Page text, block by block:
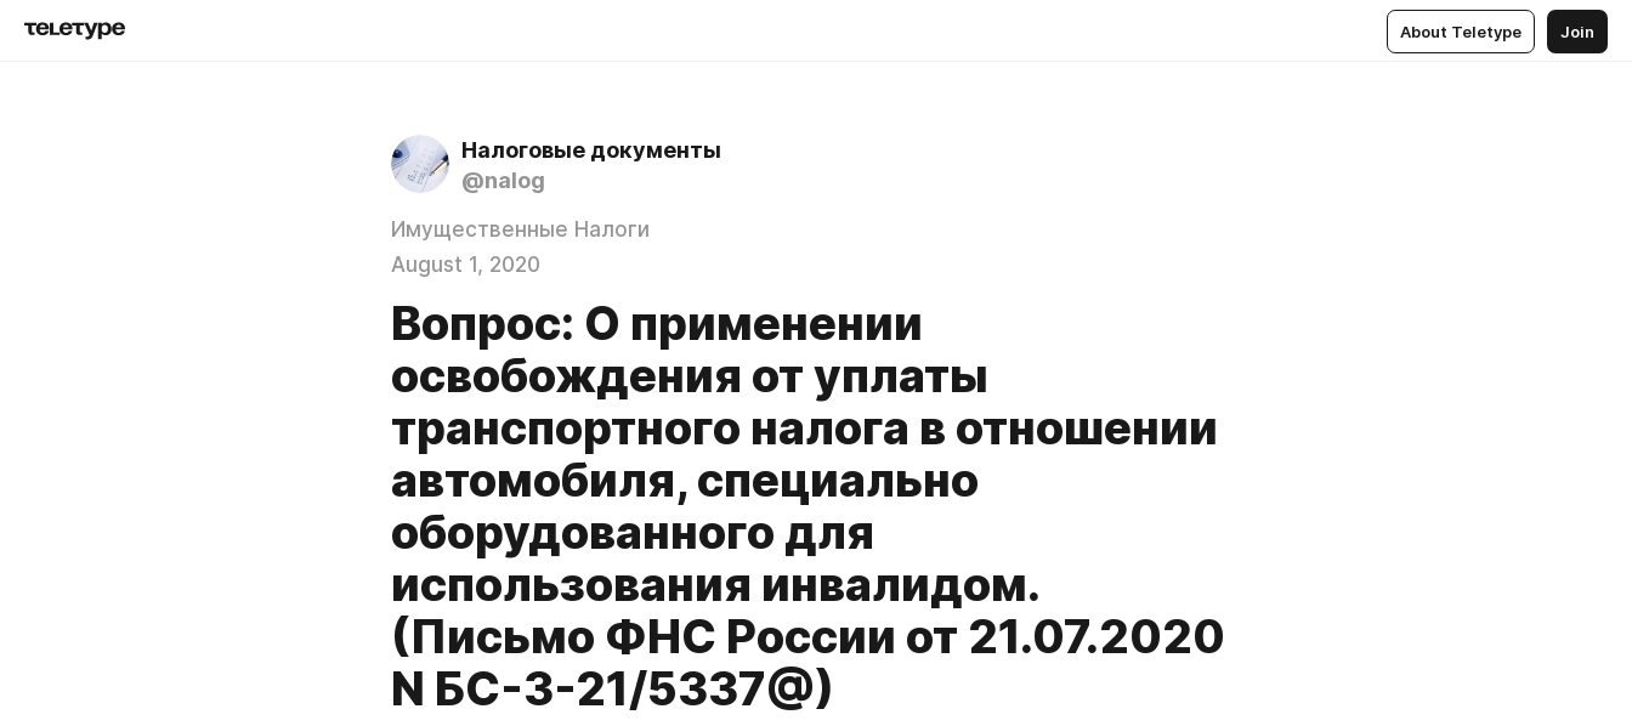
About Teletype Join
Налоговые документы
@nalog
Имущественные Налоги
August 1, 2020
Вопрос: О применении
освобождения от уплаты
транспортного налога в отношении
автомобиля, специально
оборудованного для
использования инвалидом.
(Письмо ФНС России от 21.07.2020
N БС-3-21/5337@)